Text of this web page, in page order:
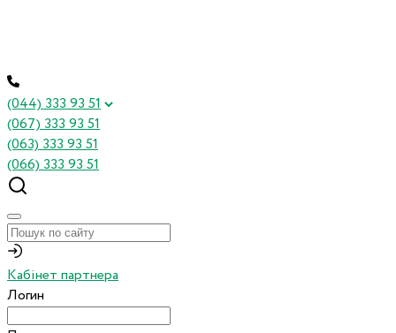
(044) 333 93 51
(067) 333 93 51
(063) 333 93 51
(066) 333 93 51
Кабінет партнера
Логин